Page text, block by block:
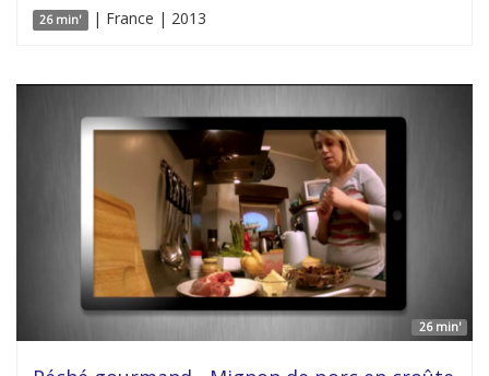
26 min' | France | 2013
26 min'